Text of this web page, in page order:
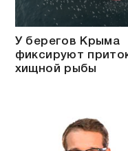
У берегов Крыма
фиксируют
хищной рыбы